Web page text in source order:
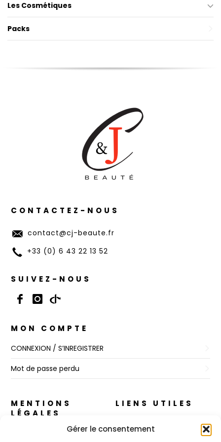
Gérer le consentement
de
repousse
Parfum
Mangue
Les Cosmétiques
Packs
CONTACTEZ-NOUS
contact@cj-beaute.fr
+33 (0) 6 43 22 13 52
SUIVEZ-NOUS
MON COMPTE
CONNEXION / S’INREGISTRER
Mot de passe perdu
MENTIONS
LÉGALES
Règles de Confidentialité
LIENS UTILES